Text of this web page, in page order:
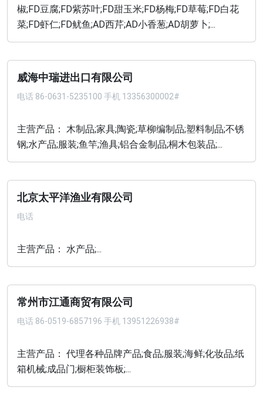
椒;FD豆腐;FD紫苏叶;FD甜玉米;FD杨梅;FD草莓;FD白花
菜;FD虾仁;FD鱿鱼;AD西芹;AD小香葱;AD胡萝卜;...
威海中瑞进出口有限公司
电话 86-0631-5235100 手机 13356300002#
主营产品： 木制品;家具;陶瓷;草柳编制品;塑料制品;不锈
钢;水产品;服装;鱼竿;渔具;铝合金制品;桐木包装品;...
北京太平洋渔业有限公司
电话
主营产品： 水产品;...
常州市江通商贸有限公司
电话 86-0519-6857196 手机 13951226938#
主营产品： 代理各种品牌产品;食品;服装;海鲜;化妆品;纸
箱机械;成品门;橱柜装饰板;...